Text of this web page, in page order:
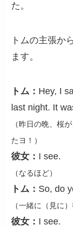
た。
トムの主張か
ます。
トム： Hey, I
last night. It
（昨日の晩、桜
たヨ！）
彼女： I see.
（なるほど）
トム： So, do
（一緒に（見に
彼女： I see.